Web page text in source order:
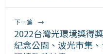
下一篇 →
2022台灣光環境獎得
紀念公園、波光市集